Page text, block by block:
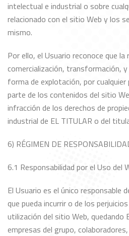
intelectual e industrial o sobre
relacionado con el sitio Web y los
mismo.
Por ello, el Usuario reconoce que
comercialización, transformación,
forma de explotación, por
parte de los contenidos del sitio
infracción de los derechos de
industrial de EL TITULAR o del
6) RÉGIMEN DE
6.1 Responsabilidad por el Uso del
El Usuario es el único responsable
que pueda incurrir o de los
utilización del sitio Web, quedando
empresas del grupo,